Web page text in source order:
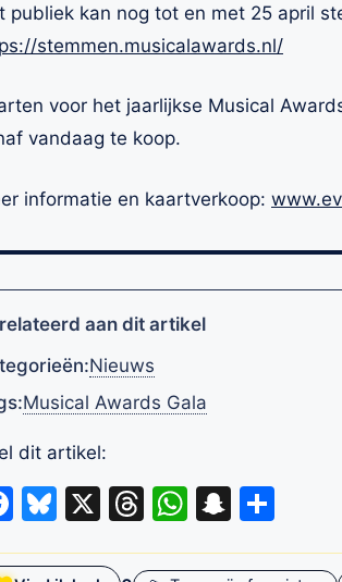
publiek kan nog tot en met 25 april
stemmen.musicalawards.nl/
voor het jaarlijkse Musical
vandaag te koop.
informatie en kaartverkoop:
aan dit artikel
Nieuws
Musical Awards Gala
dit artikel:
Facebook
Bluesky
X Threads
WhatsApp